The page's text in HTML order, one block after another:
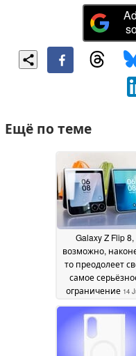
Ещё по теме
Galaxy Z Flip 8,
возможно,
то преодолеет
самое
ограничение 14
2026